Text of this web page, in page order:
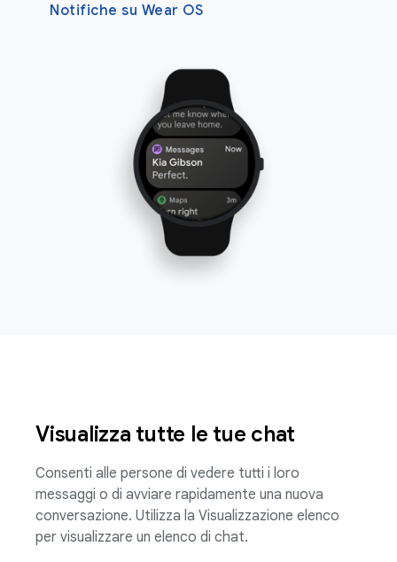
Notifiche su Wear OS
Visualizza tutte le tue chat
Consenti alle persone di vedere tutti i loro
messaggi o di avviare rapidamente una nuova
conversazione. Utilizza la Visualizzazione elenco
per visualizzare un elenco di chat.